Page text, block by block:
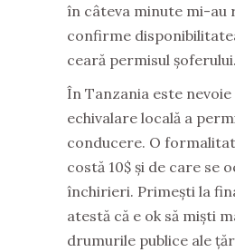
în câteva minute mi-au
confirme
ceară permisul șoferului.
În Tanzania este nevoie
echivalare locală a
conducere. O
costă 10$ și de care se
închirieri. Primești la
atestă că e ok să miști
drumurile publice ale